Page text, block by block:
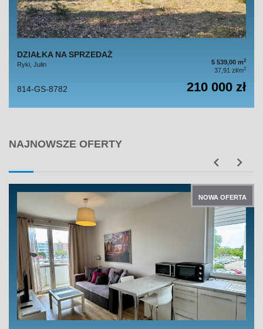
DZIAŁKA NA SPRZEDAŻ
Ryki, Julin 5 539,00 m2
37,91 zł/m2
814-GS-8782 210 000 zł
NAJNOWSZE OFERTY
NOWA OFERTA